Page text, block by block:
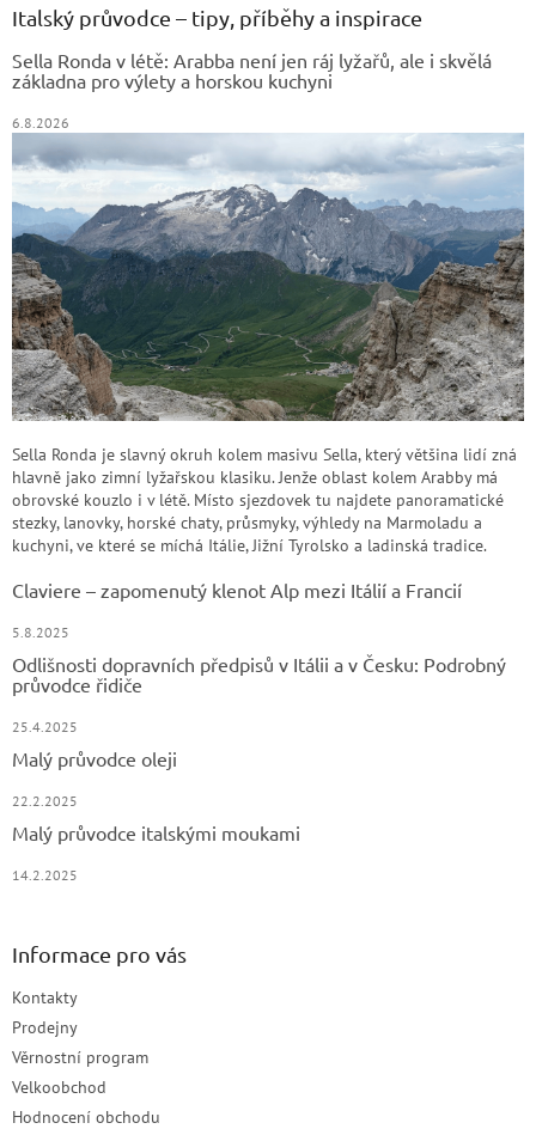
Italský průvodce – tipy, příběhy a inspirace
Sella Ronda v létě: Arabba není jen ráj lyžařů, ale i skvělá
základna pro výlety a horskou kuchyni
6.8.2026
Sella Ronda je slavný okruh kolem masivu Sella, který většina lidí zná
hlavně jako zimní lyžařskou klasiku. Jenže oblast kolem Arabby má
obrovské kouzlo i v létě. Místo sjezdovek tu najdete panoramatické
stezky, lanovky, horské chaty, průsmyky, výhledy na Marmoladu a
kuchyni, ve které se míchá Itálie, Jižní Tyrolsko a ladinská tradice.
Claviere – zapomenutý klenot Alp mezi Itálií a Francií
5.8.2025
Odlišnosti dopravních předpisů v Itálii a v Česku: Podrobný
průvodce řidiče
25.4.2025
Malý průvodce oleji
22.2.2025
Malý průvodce italskými moukami
14.2.2025
Informace pro vás
Kontakty
Prodejny
Věrnostní program
Velkoobchod
Hodnocení obchodu